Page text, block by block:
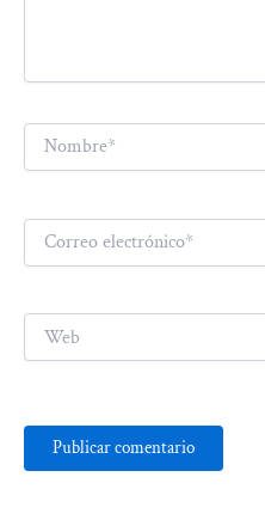
Nombre*
Correo
electrónico*